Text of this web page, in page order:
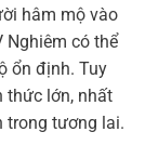
hâm mộ vào
Nghiêm có thể
ổn định. Tuy
thức lớn, nhất
trong tương lai.